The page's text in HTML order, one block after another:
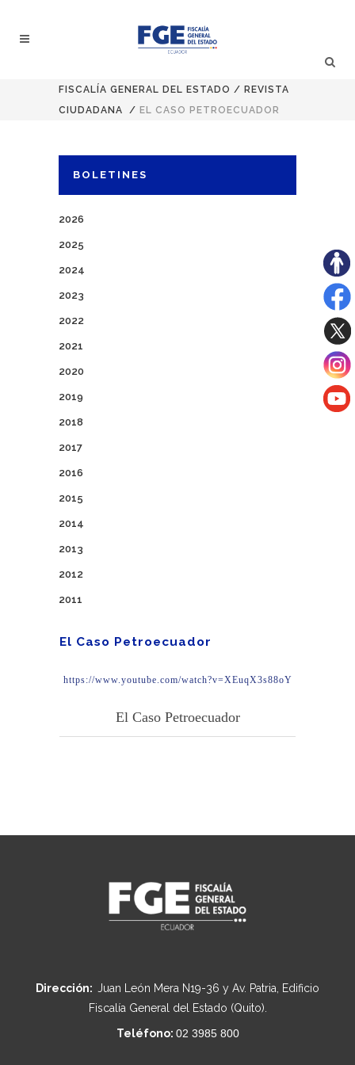
FISCALÍA GENERAL DEL ESTADO / REVISTA
CIUDADANA
/ EL CASO PETROECUADOR
BOLETINES
2026
2025
2024
2023
2022
2021
2020
2019
2018
2017
2016
2015
2014
2013
2012
2011
El Caso Petroecuador
https://www.youtube.com/watch?v=XEuqX3s88oY
El Caso Petroecuador
Dirección: Juan León Mera N19-36 y Av. Patria, Edificio
Fiscalía General del Estado (Quito).
Teléfono: 02 3985 800